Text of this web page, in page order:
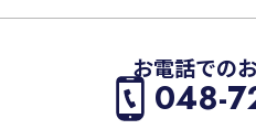
お電話での
048-